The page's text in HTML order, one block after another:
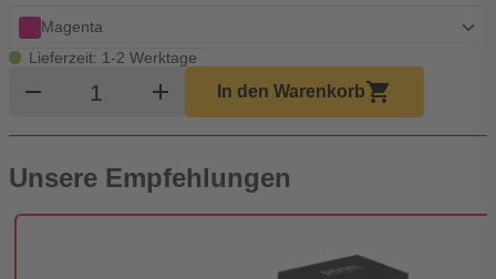
Magenta
Lieferzeit: 1-2 Werktage
remove Produkt Warenkorb Menge
add In den Warenkorbshopping_cart
Unsere Empfehlungen